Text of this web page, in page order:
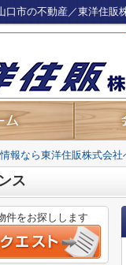
口市の不動産／東洋住販
報なら東洋住販株式会社
ス
件をお探しします